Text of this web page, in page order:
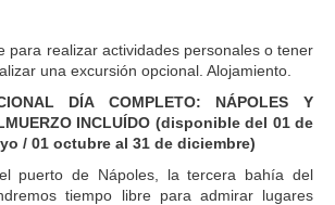
para realizar actividades personales o tener
una excursión opcional. Alojamiento.
DÍA COMPLETO: NÁPOLES Y
INCLUÍDO (disponible del 01 de
/ 01 octubre al 31 de diciembre)
puerto de Nápoles, la tercera bahía del
tiempo libre para admirar lugares